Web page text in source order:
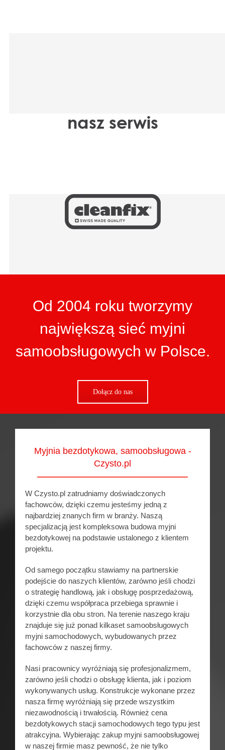
Od 2004 roku tworzymy
największą sieć myjni
samoobsługowych w Polsce.
Dołącz do nas
Myjnia bezdotykowa, samoobsługowa -
Czysto.pl
W Czysto.pl zatrudniamy doświadczonych
fachowców, dzięki czemu jesteśmy jedną z
najbardziej znanych firm w branży. Naszą
specjalizacją jest kompleksowa budowa myjni
bezdotykowej na podstawie ustalonego z klientem
projektu.
Od samego początku stawiamy na partnerskie
podejście do naszych klientów, zarówno jeśli chodzi
o strategię handlową, jak i obsługę posprzedażową,
dzięki czemu współpraca przebiega sprawnie i
korzystnie dla obu stron. Na terenie naszego kraju
znajduje się już ponad kilkaset samoobsługowych
myjni samochodowych, wybudowanych przez
fachowców z naszej firmy.
Nasi pracownicy wyróżniają się profesjonalizmem,
zarówno jeśli chodzi o obsługę klienta, jak i poziom
wykonywanych usług. Konstrukcje wykonane przez
nasza firmę wyróżniają się przede wszystkim
niezawodnością i trwałością. Również cena
bezdotykowych stacji samochodowych tego typu jest
atrakcyjna. Wybierając zakup myjni samoobsługowej
w naszej firmie masz pewność, że nie tylko